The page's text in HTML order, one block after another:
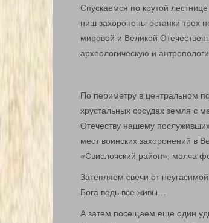
Спускаемся по крутой
ниш захоронены останки трех
мировой и Великой
археологическую и
По периметру в центральном
хрустальных сосудах земля с
Отечеству нашему
мест воинских захоронений в
«Свислочский район», молча
Затепляем свечи от
Бога ведь все живы…
А затем посещаем еще один